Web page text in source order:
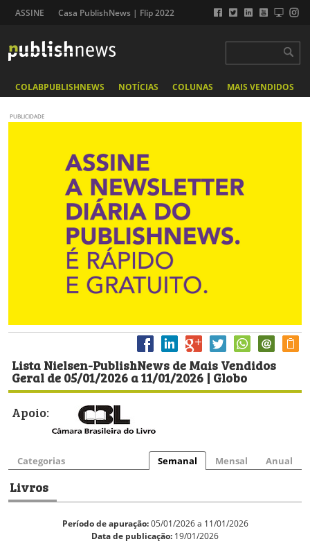
ASSINE Casa PublishNews | Flip 2022
COLABPUBLISHNEWS NOTÍCIAS COLUNAS MAIS VENDIDOS
PUBLICIDADE
Lista Nielsen-PublishNews de Mais Vendidos
Geral de 05/01/2026 a 11/01/2026 | Globo
Apoio:
Categorias Semanal Mensal Anual
Livros
Período de apuração:05/01/2026 a 11/01/2026
Data de publicação: 19/01/2026